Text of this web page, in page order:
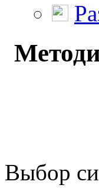
Выбор